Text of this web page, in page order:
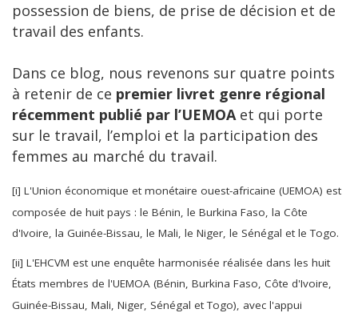
possession de biens, de prise de décision et de
travail des enfants.
Dans ce blog, nous revenons sur quatre points
à retenir de ce premier livret genre régional
récemment publié par l’UEMOA et qui porte
sur le travail, l’emploi et la participation des
femmes au marché du travail.
[i] L'Union économique et monétaire ouest-africaine (UEMOA) est
composée de huit pays : le Bénin, le Burkina Faso, la Côte
d'Ivoire, la Guinée-Bissau, le Mali, le Niger, le Sénégal et le Togo.
[ii] L'EHCVM est une enquête harmonisée réalisée dans les huit
États membres de l'UEMOA (Bénin, Burkina Faso, Côte d'Ivoire,
Guinée-Bissau, Mali, Niger, Sénégal et Togo), avec l'appui